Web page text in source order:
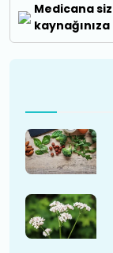
Medicana